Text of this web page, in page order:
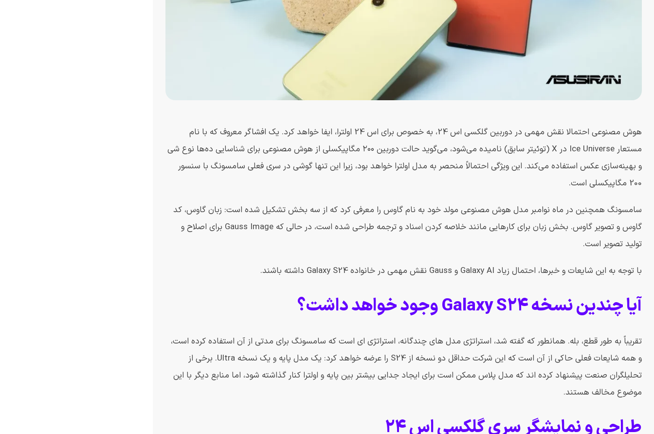
هوش مصنوعی احتمالا نقش مهمی در دوربین گلکسی اس 24، به خصوص برای اس 24 اولترا، ایفا خواهد کرد. یک افشاگر معروف که با نام
مستعار Ice Universe در X (توئیتر سابق) نامیده می‌شود، می‌گوید حالت دوربین ۲۰۰ مگاپیکسلی از هوش مصنوعی برای شناسایی ده‌ها نوع شی
و بهینه‌سازی عکس استفاده می‌کند. این ویژگی احتمالاً منحصر به مدل اولترا خواهد بود، زیرا این تنها گوشی در سری فعلی سامسونگ با سنسور
200 مگاپیکسلی است.
سامسونگ همچنین در ماه نوامبر مدل هوش مصنوعی مولد خود به نام گاوس را معرفی کرد که از سه بخش تشکیل شده است: زبان گاوس، کد
گاوس و تصویر گاوس. بخش زبان برای کارهایی مانند خلاصه کردن اسناد و ترجمه طراحی شده است، در حالی که Gauss Image برای اصلاح و
تولید تصویر است.
با توجه به این شایعات و خبرها، احتمال زیاد Galaxy AI و Gauss نقش مهمی در خانواده Galaxy S24 داشته باشند.
آیا چندین نسخه Galaxy S24 وجود خواهد داشت؟
تقریباً به طور قطع، بله. همانطور که گفته شد، استراتژی مدل های چندگانه، استراتژی ای است که سامسونگ برای مدتی از آن استفاده کرده است،
و همه شایعات فعلی حاکی از آن است که این شرکت حداقل دو نسخه از S24 را عرضه خواهد کرد: یک مدل پایه و یک نسخه Ultra. برخی از
تحلیلگران صنعت پیشنهاد کرده اند که مدل پلاس ممکن است برای ایجاد جدایی بیشتر بین پایه و اولترا کنار گذاشته شود، اما منابع دیگر با این
موضوع مخالف هستند.
طراحی و نمایشگر سری گلکسی اس 24